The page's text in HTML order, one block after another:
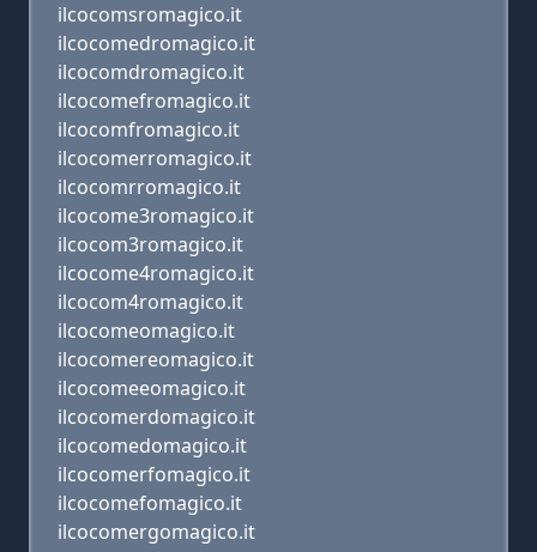
ilcocomsromagico.it
ilcocomedromagico.it
ilcocomdromagico.it
ilcocomefromagico.it
ilcocomfromagico.it
ilcocomerromagico.it
ilcocomrromagico.it
ilcocome3romagico.it
ilcocom3romagico.it
ilcocome4romagico.it
ilcocom4romagico.it
ilcocomeomagico.it
ilcocomereomagico.it
ilcocomeeomagico.it
ilcocomerdomagico.it
ilcocomedomagico.it
ilcocomerfomagico.it
ilcocomefomagico.it
ilcocomergomagico.it